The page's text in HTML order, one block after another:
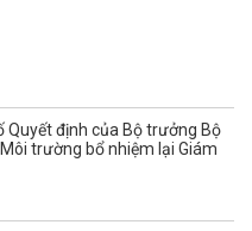
Quyết định của Bộ trưởng Bộ
trường bổ nhiệm lại Giám